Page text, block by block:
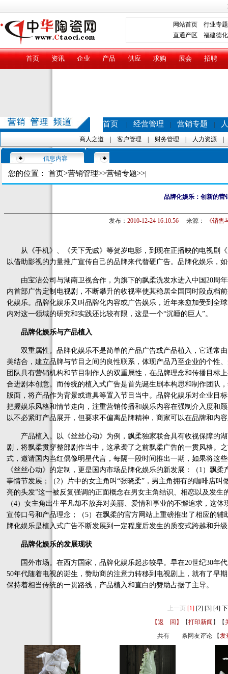
网站首页
行业专题
直通产区 福建德化
首页 资讯 企业 产品 供应 求购 展会 招聘
首页 经营管理 营销专题
商人之道 客户管理 财务管理 人力资源
信息内容
您的位置： 首页>营销管理>>营销专题>>|
品牌化娱乐：创新的营
发布： 2010-12-24 16:10:56来源： 《销售
从《手机》、《天下无贼》等贺岁电影，到现在正播映的电视剧
以借助影视的力量推广宣传自己的品牌来代替硬广告。品牌化娱乐，
由宝洁公司与湖南卫视合作，为旗下的飘柔洗发水进入中国20周
内首部广告定制电视剧，不断攀升的收视率使其稳居全国同时段点
化娱乐。品牌化娱乐又叫品牌化内容或广告娱乐，近年来愈加受到全
内对这一领域的研究和实践还比较有限，这是一个“沉睡的巨人”。
品牌化娱乐与产品植入
双重属性。品牌化娱乐不是简单的产品广告或产品植入，它通常由
美结合，建立品牌与节目之间的良性联系，体现产品乃至企业的个性
团队具有营销机构和节目制作人的双重属性，在品牌理念和传播目标
合进剧本创意。而传统的植入式广告是首先诞生剧本构思和制作团队
版面，将产品作为背景或道具等置入节目当中。品牌化娱乐对企业目
把握娱乐风格和情节走向，注重营销传播和娱乐内容在强制介入度和
以不必紧盯产品展开，但要求不偏离品牌精神，商家可以在品牌和内
产品植入。以《丝丝心动》为例，飘柔独家联合具有收视保障的
剧，将飘柔贯穿整部剧作当中，这承袭了之前飘柔广告的一贯风格。
式，邀请国内当红偶像明星代言，每隔一段时间推出一期，如果将这
《丝丝心动》的定制，更是国内市场品牌化娱乐的新发展：（1）飘
事情节发展；（2）片中的女主角叫“张晓柔”，男主角拥有的咖啡店叫
亮的头发”这一被反复强调的正面概念在男女主角结识、相恋以及发
（4）女主角出生平凡却不放弃对美丽、爱情和事业的不懈追求，这
宣传口号和产品理念；（5）在飘柔的官方网站上重磅推出了相应的
牌化娱乐是植入式广告不断发展到一定程度后发生的质变式跨越和升
品牌化娱乐的发展现状
国外市场。在西方国家，品牌化娱乐起步较早。早在20世纪30年
50年代随着电视的诞生，赞助商的注意力转移到电视剧上，就有了早
保持着相当传统的一贯路线，产品植入和直白的赞助占据了主导。
上一页 [1] [2] [3] [4]
【返 回】
【打印新闻 】【
共有
条网友评论 【发